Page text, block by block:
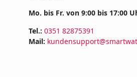
Mo. bis Fr. von 9:00 bis 17:00
Tel.: 0351 82875391
Mail: